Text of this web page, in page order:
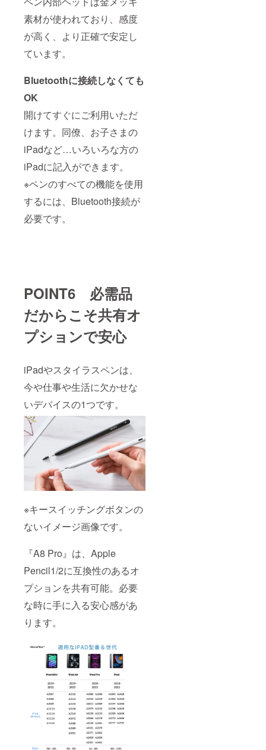
素材が使われており、感度
が高く、より正確で安定し
ています。
Bluetoothに接続しなくても
OK
開けてすぐにご利用いただ
けます。同僚、お子さまの
iPadなど…いろいろな方の
iPadに記入ができます。
※ペンのすべての機能を使用
するには、Bluetooth接続が
必要です。
POINT6 必需品
だからこそ共有オ
プションで安心
iPadやスタイラスペンは、
今や仕事や生活に欠かせな
いデバイスの1つです。
※キースイッチングボタンの
ないイメージ画像です。
『A8 Pro』は、Apple
Pencil1/2に互換性のあるオ
プションを共有可能。必要
な時に手に入る安心感があ
ります。